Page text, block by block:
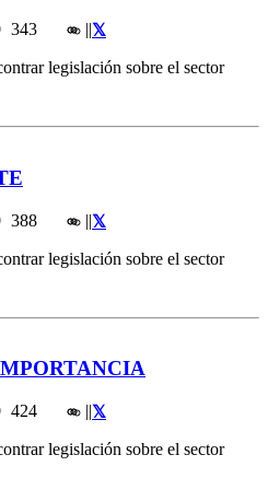
343 ||
legislación sobre el sector
388 ||
legislación sobre el sector
424 ||
legislación sobre el sector